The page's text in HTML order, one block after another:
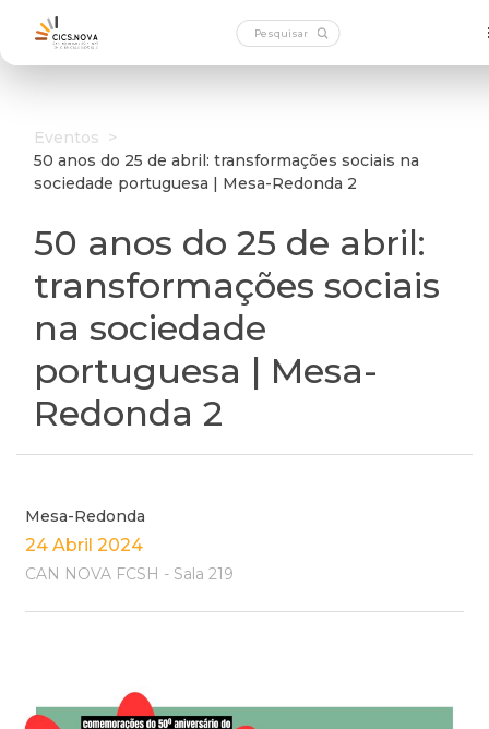
Eventos >
50 anos do 25 de abril: transformações sociais na
sociedade portuguesa | Mesa-Redonda 2
50 anos do 25 de abril:
transformações sociais
na sociedade
portuguesa | Mesa-
Redonda 2
Mesa-Redonda
24 Abril 2024
CAN NOVA FCSH - Sala 219